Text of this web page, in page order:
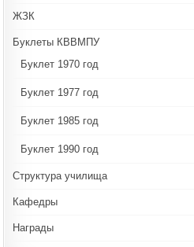
ЖЗК
Буклеты КВВМПУ
Буклет 1970 год
Буклет 1977 год
Буклет 1985 год
Буклет 1990 год
Структура училища
Кафедры
Награды